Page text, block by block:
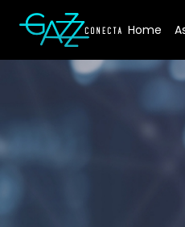
Your Company Home